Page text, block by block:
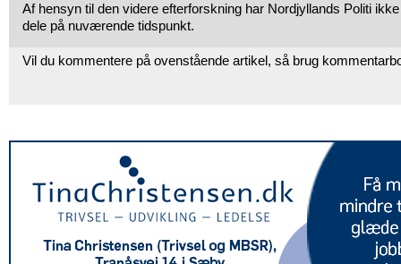
Af hensyn til den videre efterforskning har Nordjyllands Politi
dele på nuværende tidspunkt.
Vil du kommentere på ovenstående artikel, så brug